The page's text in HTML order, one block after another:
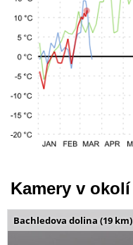
Kamery v okolí
Bachledova dolina (19 km)